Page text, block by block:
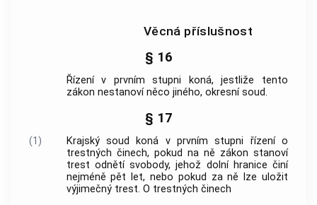
Věcná příslušnost
§ 16
Řízení v prvním stupni koná, jestliže tento
zákon nestanoví něco jiného, okresní soud.
§ 17
(1)
Krajský soud koná v prvním stupni řízení o
trestných činech, pokud na ně zákon stanoví
trest odnětí svobody, jehož dolní hranice činí
nejméně pět let, nebo pokud za ně lze uložit
výjimečný trest. O trestných činech